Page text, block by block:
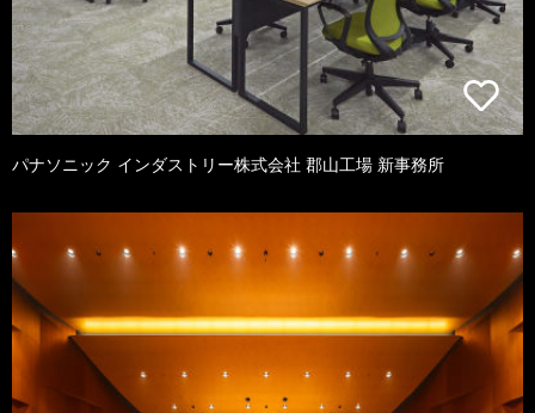
パナソニック インダストリー株式会社 郡山工場 新事務所